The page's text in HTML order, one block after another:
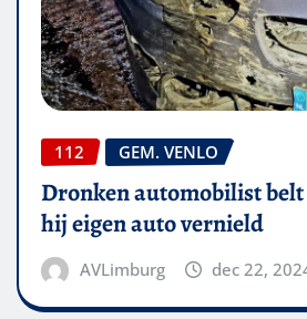
112 GEM. VENLO
Dronken automobilist
hij eigen auto vernield
AVLimburg dec 22,